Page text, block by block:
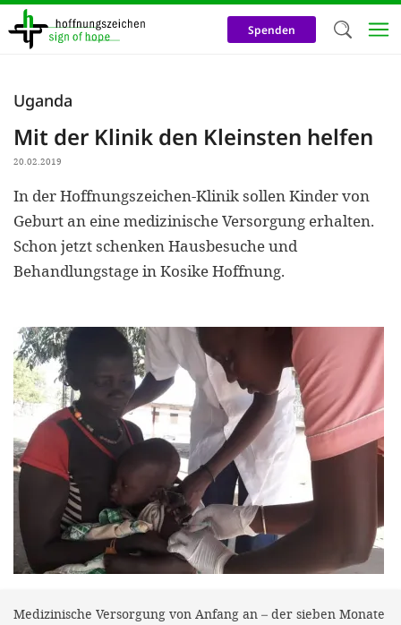
Direkt
zum
Inhalt
Spenden
Uganda
Mit der Klinik den Kleinsten helfen
20.02.2019
In der Hoffnungszeichen-Klinik sollen Kinder von
Geburt an eine medizinische Versorgung erhalten.
Schon jetzt schenken Hausbesuche und
Behandlungstage in Kosike Hoffnung.
Medizinische Versorgung von Anfang an – der sieben Monate
Wir
helfen
Online-
den